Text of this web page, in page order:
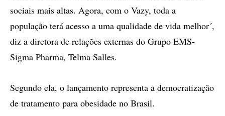
sociais mais altas. Agora, com o Vazy, toda a
população terá acesso a uma qualidade de vida melhor´,
diz a diretora de relações externas do Grupo EMS-
Sigma Pharma, Telma Salles.
Segundo ela, o lançamento representa a democratização
de tratamento para obesidade no Brasil.